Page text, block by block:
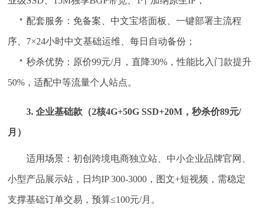
配套服务：免备案、中文宝塔面板、一键部署主流程
序、7×24小时中文基础运维、每日自动备份；
秒杀优势：原价99元/月，直降30%，性能比入门款提升
50%，适配中等流量个人站点。
3. 企业基础款（2核4G+50G SSD+20M，秒杀价89元/
月）
适用场景：初创跨境电商独立站、中小企业品牌官网、
小型产品展示站，日均IP 300-3000，图文+短视频，需稳定
支撑基础订单交易，预算≤100元/月。